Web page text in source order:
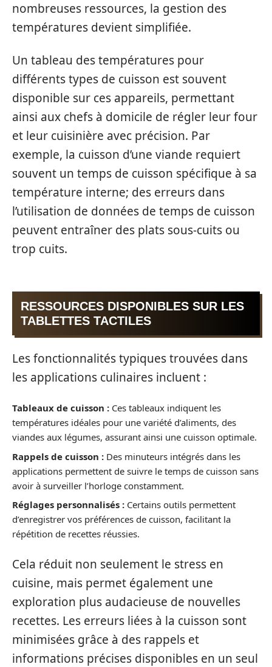
nombreuses ressources, la gestion des
températures devient simplifiée.
Un tableau des températures pour
différents types de cuisson est souvent
disponible sur ces appareils, permettant
ainsi aux chefs à domicile de régler leur four
et leur cuisinière avec précision. Par
exemple, la cuisson d’une viande requiert
souvent un temps de cuisson spécifique à sa
température interne; des erreurs dans
l’utilisation de données de temps de cuisson
peuvent entraîner des plats sous-cuits ou
trop cuits.
RESSOURCES DISPONIBLES SUR LES
TABLETTES TACTILES
Les fonctionnalités typiques trouvées dans
les applications culinaires incluent :
Tableaux de cuisson : Ces tableaux indiquent les
températures idéales pour une variété d’aliments, des
viandes aux légumes, assurant ainsi une cuisson optimale.
Rappels de cuisson : Des minuteurs intégrés dans les
applications permettent de suivre le temps de cuisson sans
avoir à surveiller l’horloge constamment.
Réglages personnalisés : Certains outils permettent
d’enregistrer vos préférences de cuisson, facilitant la
répétition de recettes réussies.
Cela réduit non seulement le stress en
cuisine, mais permet également une
exploration plus audacieuse de nouvelles
recettes. Les erreurs liées à la cuisson sont
minimisées grâce à des rappels et
informations précises disponibles en un seul